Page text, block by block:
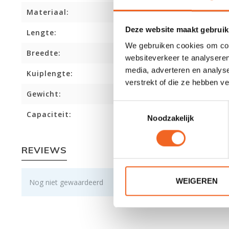
Deze website maakt
We gebruiken cookies om
websiteverkeer te
media, adverteren en
verstrekt of die ze hebben
Noodzakelijk
WEIGEREN
Materiaal:
Lengte:
Breedte:
Kuiplengte:
Gewicht:
Capaciteit:
REVIEWS
Nog niet gewaardeerd